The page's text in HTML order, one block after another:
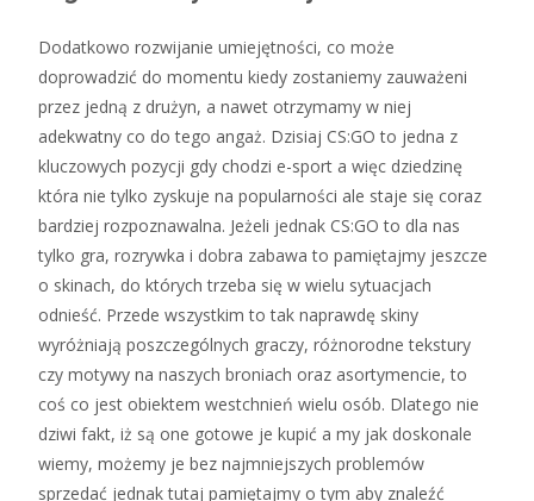
Dodatkowo rozwijanie umiejętności, co może
doprowadzić do momentu kiedy zostaniemy zauważeni
przez jedną z drużyn, a nawet otrzymamy w niej
adekwatny co do tego angaż. Dzisiaj CS:GO to jedna z
kluczowych pozycji gdy chodzi e-sport a więc dziedzinę
która nie tylko zyskuje na popularności ale staje się coraz
bardziej rozpoznawalna. Jeżeli jednak CS:GO to dla nas
tylko gra, rozrywka i dobra zabawa to pamiętajmy jeszcze
o skinach, do których trzeba się w wielu sytuacjach
odnieść. Przede wszystkim to tak naprawdę skiny
wyróżniają poszczególnych graczy, różnorodne tekstury
czy motywy na naszych broniach oraz asortymencie, to
coś co jest obiektem westchnień wielu osób. Dlatego nie
dziwi fakt, iż są one gotowe je kupić a my jak doskonale
wiemy, możemy je bez najmniejszych problemów
sprzedać jednak tutaj pamiętajmy o tym aby znaleźć